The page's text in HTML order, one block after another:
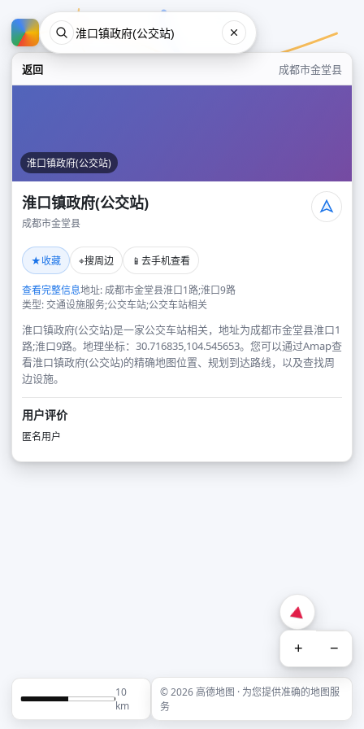
返回 成都市金堂县
淮口镇政府(公交站)
淮口镇政府(公交站)
成都市金堂县
★收藏 ⌖搜周边 📱 去手机查看
查看完整信息地址: 成都市金堂县淮口1路;淮口9路
类型: 交通设施服务;公交车站;公交车站相关
淮口镇政府(公交站)是一家公交车站相关，地址为成都市金堂县淮口1
路;淮口9路。地理坐标：30.716835,104.545653。您可以通过Amap查
看淮口镇政府(公交站)的精确地图位置、规划到达路线，以及查找周
边设施。
用户评价
匿名用户
+ −
10
km
© 2026 高德地图 · 为您提供准确的地图服
务